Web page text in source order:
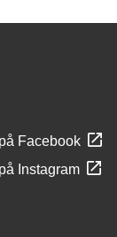
Facebook
Instagram